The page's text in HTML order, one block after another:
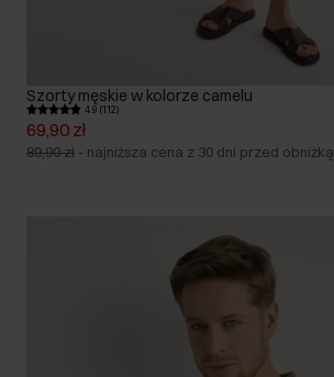
Szorty męskie w kolorze camelu
4.9 (112)
69,90 zł
89,90 zł - najniższa cena z 30 dni przed obniżką